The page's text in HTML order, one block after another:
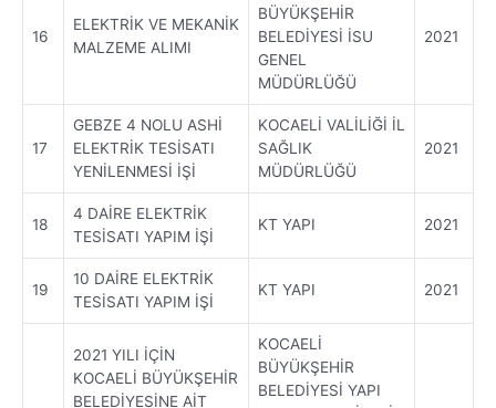
16
ELEKTRİK VE MEKANİK
MALZEME ALIMI
BÜYÜKŞEHİR
BELEDİYESİ İSU
GENEL
MÜDÜRLÜĞÜ
2021
17
GEBZE 4 NOLU ASHİ
ELEKTRİK TESİSATI
YENİLENMESİ İŞİ
KOCAELİ VALİLİĞİ İL
SAĞLIK
MÜDÜRLÜĞÜ
2021
18
4 DAİRE ELEKTRİK
TESİSATI YAPIM İŞİ
KT YAPI 2021
19
10 DAİRE ELEKTRİK
TESİSATI YAPIM İŞİ
KT YAPI 2021
2021 YILI İÇİN
KOCAELİ BÜYÜKŞEHİR
BELEDİYESİNE AİT
KOCAELİ
BÜYÜKŞEHİR
BELEDİYESİ YAPI